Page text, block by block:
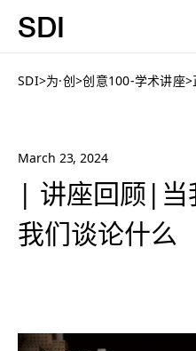
SDI
SDI>为·创>创意100-学术讲座>
March 23, 2024
| 讲座回顾|当
我们谈论什么